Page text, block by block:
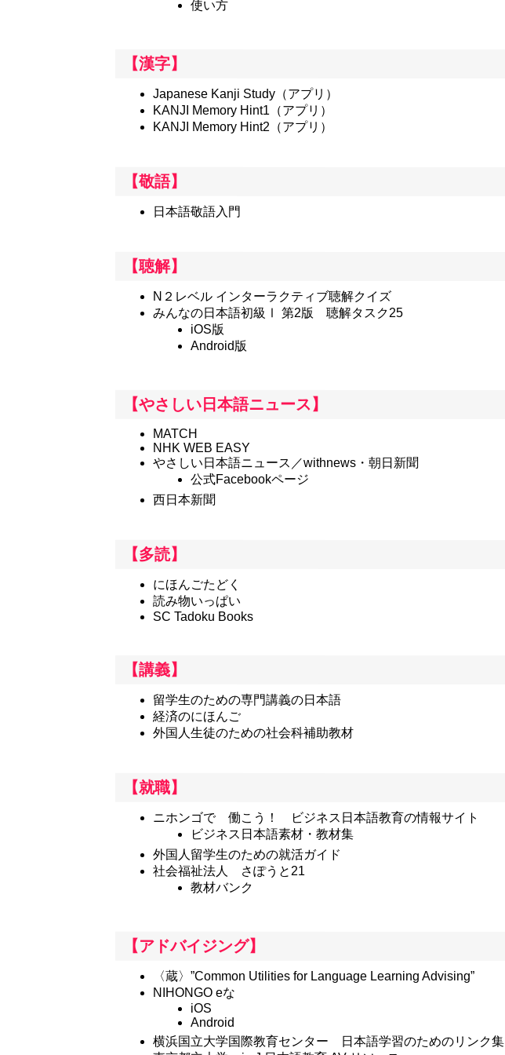
使い方
【漢字】
Japanese Kanji Study （アプリ）
KANJI Memory Hint1 （アプリ）
KANJI Memory Hint2 （アプリ）
【敬語】
日本語敬語入門
【聴解】
N２レベル インターラクティブ聴解クイズ
みんなの日本語初級Ⅰ 第2版 聴解タスク25
iOS版
Android版
【やさしい日本語ニュース】
MATCH
NHK WEB EASY
やさしい日本語ニュース／withnews・朝日新聞
公式Facebookページ
西日本新聞
【多読】
にほんごたどく
読み物いっぱい
SC Tadoku Books
【講義】
留学生のための専門講義の日本語
経済のにほんご
外国人生徒のための社会科補助教材
【就職】
ニホンゴで 働こう！ ビジネス日本語教育の情報サイト
ビジネス日本語素材・教材集
外国人留学生のための就活ガイド
社会福祉法人 さぽうと21
教材バンク
【アドバイジング】
〈蔵〉”Common Utilities for Language Learning Advising”
NIHONGO eな
iOS
Android
横浜国立大学国際教育センター 日本語学習のためのリンク集